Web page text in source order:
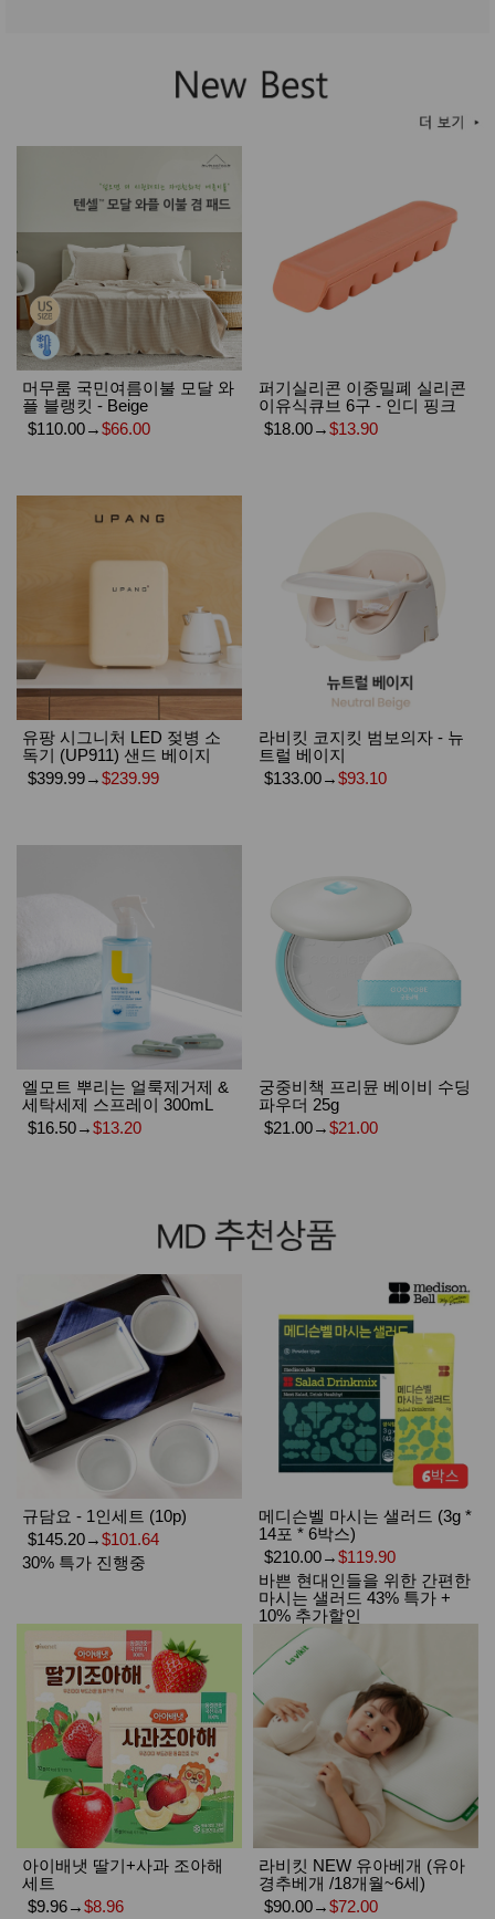
머무룸 국민여름이불 모달 와
플 블랭킷 - Beige
$110.00→$66.00
퍼기실리콘 이중밀폐 실리콘
이유식큐브 6구 - 인디 핑크
$18.00→$13.90
유팡 시그니처 LED 젖병 소
독기 (UP911) 샌드 베이지
$399.99→$239.99
라비킷 코지킷 범보의자 - 뉴
트럴 베이지
$133.00→$93.10
엘모트 뿌리는 얼룩제거제 &
세탁세제 스프레이 300mL
$16.50→$13.20
궁중비책 프리뮨 베이비 수딩
파우더 25g
$21.00→$21.00
규담요 - 1인세트 (10p)
$145.20→$101.64
30% 특가 진행중
메디슨벨 마시는 샐러드 (3g *
14포 * 6박스)
$210.00→$119.90
바쁜 현대인들을 위한 간편한
마시는 샐러드 43% 특가 +
10% 추가할인
아이배냇 딸기+사과 조아해
세트
$9.96→$8.96
라비킷 NEW 유아베개 (유아
경추베개 /18개월~6세)
$90.00→$72.00